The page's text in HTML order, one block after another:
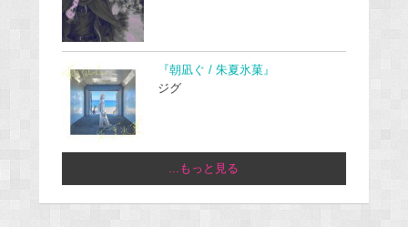
『朝凪ぐ / 朱夏氷菓』
ジグ
...もっと見る